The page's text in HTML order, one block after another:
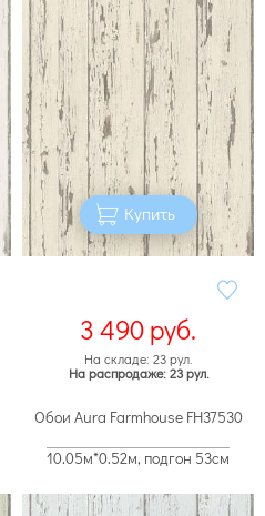
Купить
3 490руб.
На складе: 23 рул.
На распродаже: 23 рул.
Обои Aura Farmhouse FH37530
10.05м*0.52м, подгон 53см